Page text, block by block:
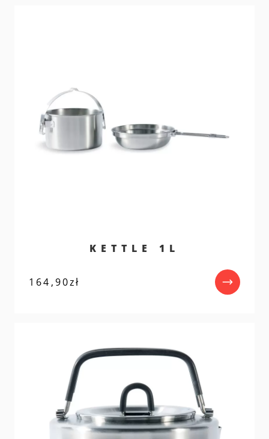
KETTLE 1L
164,90zł